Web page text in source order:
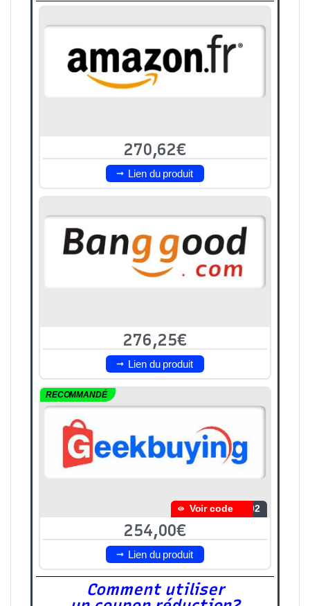
270,62€
Lien du produit
276,25€
Lien du produit
RECOMMANDÉ
Voir code I02
254,00€
Lien du produit
Comment utiliser